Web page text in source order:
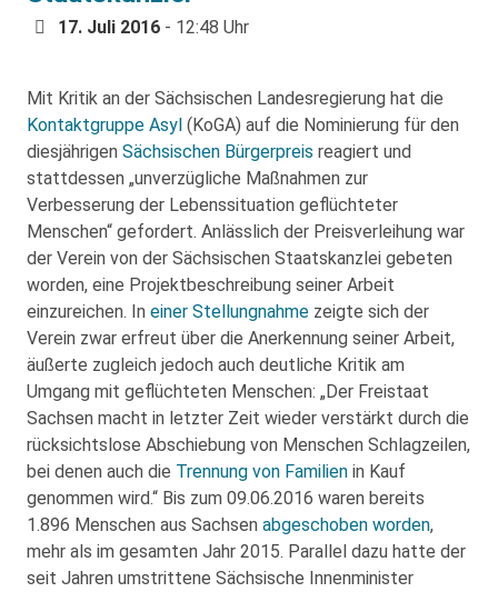
17. Juli 2016 - 12:48 Uhr
Mit Kritik an der Sächsischen Landesregierung hat die
Kontaktgruppe Asyl (KoGA) auf die Nominierung für den
diesjährigen Sächsischen Bürgerpreis reagiert und
stattdessen „unverzügliche Maßnahmen zur
Verbesserung der Lebenssituation geflüchteter
Menschen“ gefordert. Anlässlich der Preisverleihung war
der Verein von der Sächsischen Staatskanzlei gebeten
worden, eine Projektbeschreibung seiner Arbeit
einzureichen. In einer Stellungnahme zeigte sich der
Verein zwar erfreut über die Anerkennung seiner Arbeit,
äußerte zugleich jedoch auch deutliche Kritik am
Umgang mit geflüchteten Menschen: „Der Freistaat
Sachsen macht in letzter Zeit wieder verstärkt durch die
rücksichtslose Abschiebung von Menschen Schlagzeilen,
bei denen auch die Trennung von Familien in Kauf
genommen wird.“ Bis zum 09.06.2016 waren bereits
1.896 Menschen aus Sachsen abgeschoben worden,
mehr als im gesamten Jahr 2015. Parallel dazu hatte der
seit Jahren umstrittene Sächsische Innenminister